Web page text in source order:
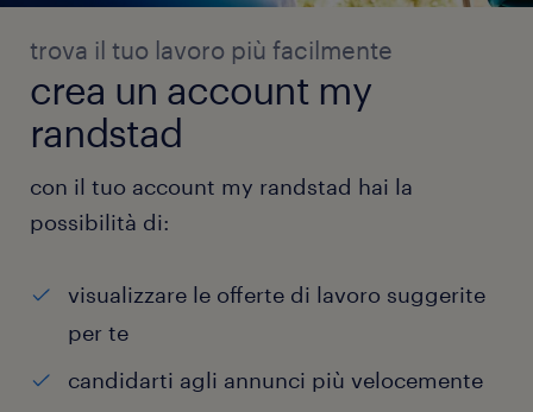
trova il tuo lavoro più facilmente
crea un account my
randstad
con il tuo account my randstad hai la
possibilità di:
visualizzare le offerte di lavoro suggerite
per te
candidarti agli annunci più velocemente